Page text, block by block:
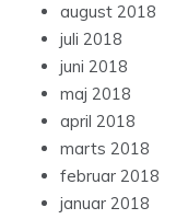
august 2018
juli 2018
juni 2018
maj 2018
april 2018
marts 2018
februar 2018
januar 2018